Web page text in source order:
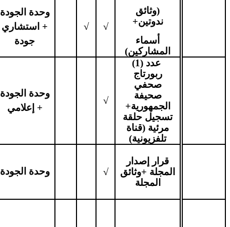
(وثائق
ندوتين+
أسماء
المشاركين)
√
√
وحدة الجودة
+ استشاري
جودة
عدد (1)
ربورتاج
صحفي
صحيفة
الجمهورية+
تسجيل حلقة
مرئية (قناة
تلفزيونية)
√
وحدة الجودة
+ إعلامي
قرار إصدار
المجلة +وثائق
المجلة
√ وحدة الجودة